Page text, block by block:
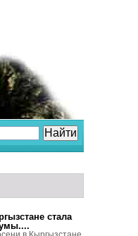
стала
.